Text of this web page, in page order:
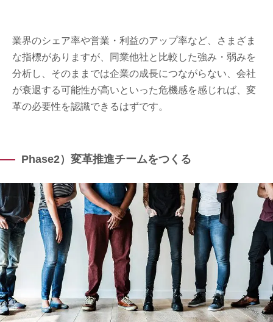
業界のシェア率や営業・利益のアップ率など、さまざま
な指標がありますが、同業他社と比較した強み・弱みを
分析し、そのままでは企業の成長につながらない、会社
が衰退する可能性が高いといった危機感を感じれば、変
革の必要性を認識できるはずです。
Phase2）変革推進チームをつくる